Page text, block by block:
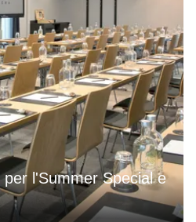
l'Summer Special e